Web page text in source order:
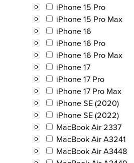
iPhone 15 Pro
iPhone 15 Pro Max
iPhone 16
iPhone 16 Pro
iPhone 16 Pro Max
iPhone 17
iPhone 17 Pro
iPhone 17 Pro Max
iPhone SE (2020)
iPhone SE (2022)
MacBook Air 2337
MacBook Air A3241
MacBook Air A3448